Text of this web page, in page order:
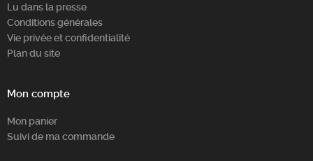
Lu dans la presse
Conditions générales
Vie privée et confidentialité
Plan du site
Mon compte
Mon panier
Suivi de ma commande